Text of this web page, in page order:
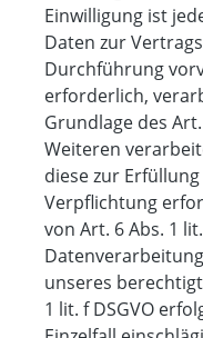
Einwilligung ist
Daten zur
Durchführung
erforderlich,
Grundlage des
Weiteren
diese zur
Verpflichtung
von Art. 6 Abs. 1
unseres
1 lit. f DSGVO